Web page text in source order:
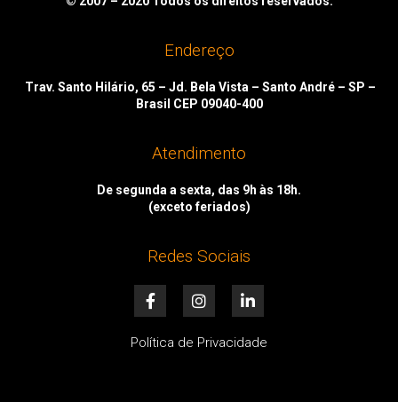
Endereço
Trav. Santo Hilário, 65 – Jd. Bela Vista – Santo André – SP –
Brasil CEP 09040-400
Atendimento
De segunda a sexta, das 9h às 18h.
(exceto feriados)
Redes Sociais
F
a
e
I
n
t
i
k
Política de Privacidade